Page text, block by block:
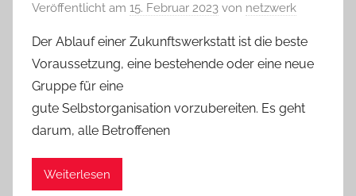
Veröffentlicht am 15. Februar 2023 von netzwerk
Der Ablauf einer Zukunftswerkstatt ist die beste
Voraussetzung, eine bestehende oder eine neue
Gruppe für eine
gute Selbstorganisation vorzubereiten. Es geht
darum, alle Betroffenen
Weiterlesen